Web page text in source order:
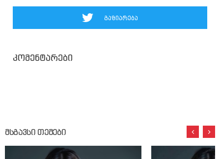
გაზიარება
კომენტარები
მსგავსი თემები